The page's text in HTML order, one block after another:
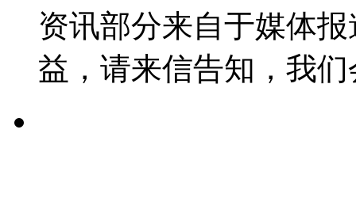
资讯部分来自于媒体
益，请来信告知，我